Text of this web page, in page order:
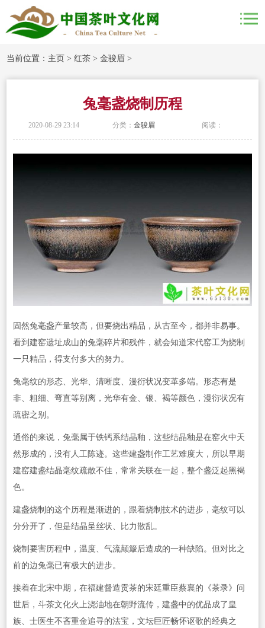
当前位置： 主页 >红茶 >金骏眉 >
兔毫盏烧制历程
2020-08-29 23:14 分类： 金骏眉 阅读：
固然兔毫盏产量较高，但要烧出精品，从古至今，都并非易事。
看到建窑遗址成山的兔毫碎片和残件，就会知道宋代窑工为烧制
一只精品，得支付多大的努力。
兔毫纹的形态、光华、清晰度、漫衍状况变革多端。形态有是
非、粗细、弯直等别离，光华有金、银、褐等颜色，漫衍状况有
疏密之别。
通俗的来说，兔毫属于铁钙系结晶釉，这些结晶釉是在窑火中天
然形成的，没有人工陈迹。这些建盏制作工艺难度大，所以早期
建窑建盏结晶毫纹疏散不佳，常常关联在一起，整个盏泛起黑褐
色。
建盏烧制的这个历程是渐进的，跟着烧制技术的进步，毫纹可以
分分开了，但是结晶呈丝状、比力散乱。
烧制要害历程中，温度、气流颠簸后造成的一种缺陷。但对比之
前的边兔毫已有极大的进步。
接着在北宋中期，在福建督造贡茶的宋廷重臣蔡襄的《茶录》问
世后，斗茶文化火上浇油地在朝野流传，建盏中的优品成了皇
族、士医生不吝重金追寻的法宝，文坛巨匠畅怀讴歌的经典之